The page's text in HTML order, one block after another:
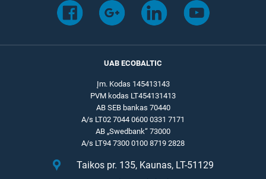
UAB ECOBALTIC
Įm. Kodas 145413143
PVM kodas LT454131413
AB SEB bankas 70440
A/s LT02 7044 0600 0331 7171
AB „Swedbank“ 73000
A/s LT94 7300 0100 8719 2828
Taikos pr. 135, Kaunas, LT-51129